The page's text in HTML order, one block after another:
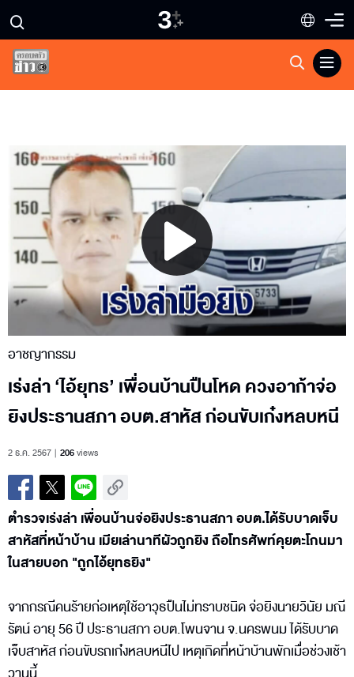
Play
Video
อาชญากรรม
เร่งล่า ‘ไอ้ยุทธ’ เพื่อนบ้านปืนโหด ควงอาก้าจ่อ
ยิงประธานสภา อบต.สาหัส ก่อนขับเก๋งหลบหนี
2 ธ.ค. 2567 206views
ตำรวจเร่งล่า เพื่อนบ้านจ่อยิงประธานสภา อบต.ได้รับบาดเจ็บ
สาหัสที่หน้าบ้าน เมียเล่านาทีผัวถูกยิง ถือโทรศัพท์คุยตะโกนมา
ในสายบอก "ถูกไอ้ยุทธยิง"
จากกรณีคนร้ายก่อเหตุใช้อาวุธปืนไม่ทราบชนิด จ่อยิงนายวินัย มณี
รัตน์ อายุ 56 ปี ประธานสภา อบต.โพนจาน จ.นครพนม ได้รับบาด
เจ็บสาหัส ก่อนขับรถเก๋งหลบหนีไป เหตุเกิดที่หน้าบ้านพักเมื่อช่วงเช้า